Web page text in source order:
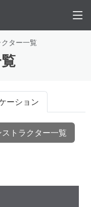
ター一覧
ーション
ストラクター一覧